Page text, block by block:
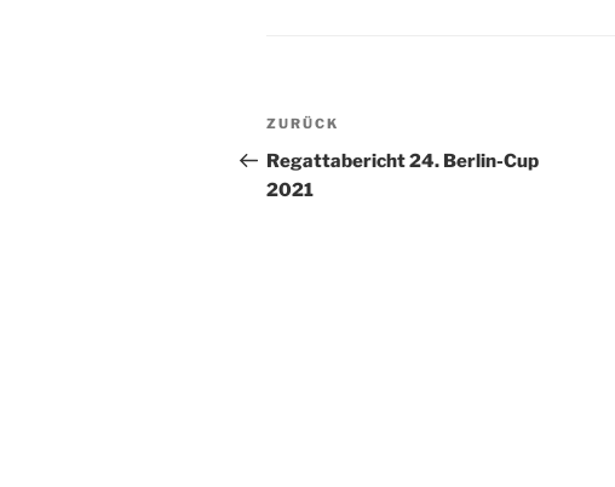
Beitragsnavigation
Vorheriger
Beitrag
ZURÜCK
Regattabericht 24. Berlin-Cup
2021